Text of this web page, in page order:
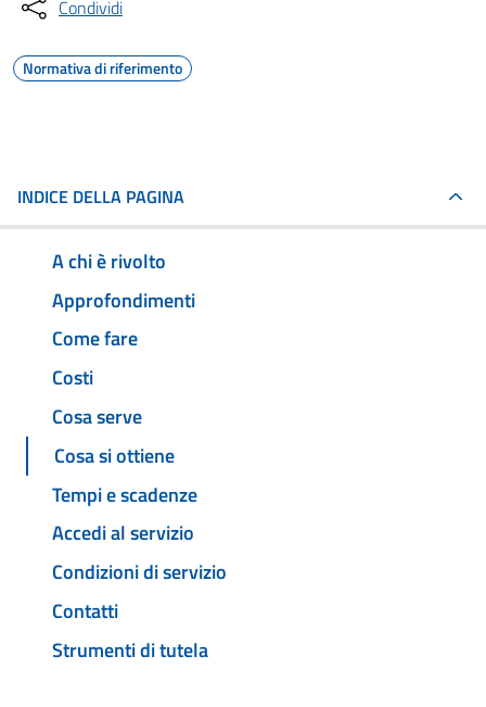
Condividi
Normativa di riferimento
INDICE DELLA PAGINA
A chi è rivolto
Approfondimenti
Come fare
Costi
Cosa serve
Cosa si ottiene
Tempi e scadenze
Accedi al servizio
Condizioni di servizio
Contatti
Strumenti di tutela